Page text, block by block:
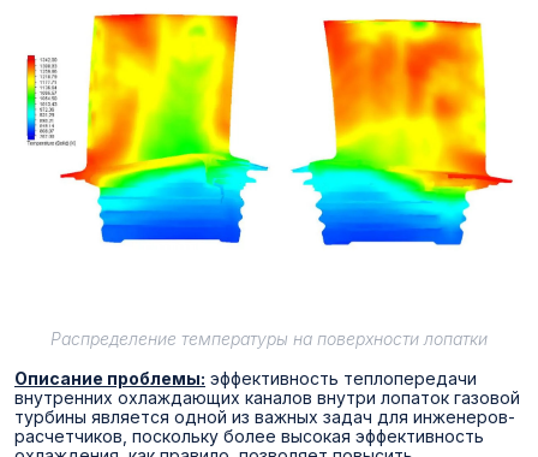
Распределение температуры на поверхности лопатки
Описание проблемы: эффективность теплопередачи
внутренних охлаждающих каналов внутри лопаток газовой
турбины является одной из важных задач для инженеров-
расчетчиков, поскольку более высокая эффективность